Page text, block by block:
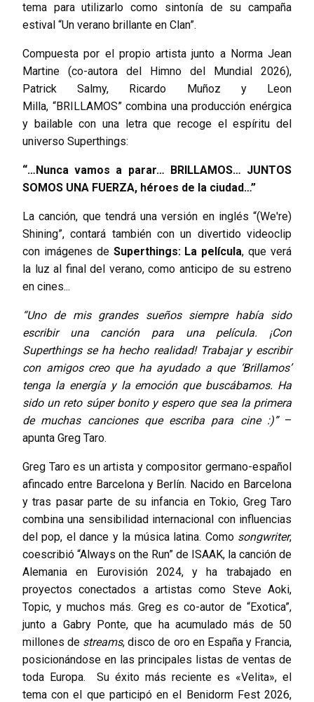
tema para utilizarlo como sintonía de su campaña
estival “Un verano brillante en Clan”.
Compuesta por el propio artista junto a Norma Jean
Martine (co-autora del Himno del Mundial 2026),
Patrick Salmy, Ricardo Muñoz y Leon
Milla, “BRILLAMOS” combina una producción enérgica
y bailable con una letra que recoge el espíritu del
universo Superthings:
“…Nunca vamos a parar… BRILLAMOS… JUNTOS
SOMOS UNA FUERZA, héroes de la ciudad…”
La canción, que tendrá una versión en inglés “(We're)
Shining”, contará también con un divertido videoclip
con imágenes de Superthings: La película, que verá
la luz al final del verano, como anticipo de su estreno
en cines...
“Uno de mis grandes sueños siempre había sido
escribir una canción para una película. ¡Con
Superthings se ha hecho realidad! Trabajar y escribir
con amigos creo que ha ayudado a que ‘Brillamos’
tenga la energía y la emoción que buscábamos. Ha
sido un reto súper bonito y espero que sea la primera
de muchas canciones que escriba para cine :)”–
apunta Greg Taro.
Greg Taro es un artista y compositor germano-español
afincado entre Barcelona y Berlín. Nacido en Barcelona
y tras pasar parte de su infancia en Tokio, Greg Taro
combina una sensibilidad internacional con influencias
del pop, el dance y la música latina. Como songwriter,
coescribió “Always on the Run” de ISAAK, la canción de
Alemania en Eurovisión 2024, y ha trabajado en
proyectos conectados a artistas como Steve Aoki,
Topic, y muchos más. Greg es co-autor de “Exotica”,
junto a Gabry Ponte, que ha acumulado más de 50
millones de streams, disco de oro en España y Francia,
posicionándose en las principales listas de ventas de
toda Europa. Su éxito más reciente es «Velita», el
tema con el que participó en el Benidorm Fest 2026,